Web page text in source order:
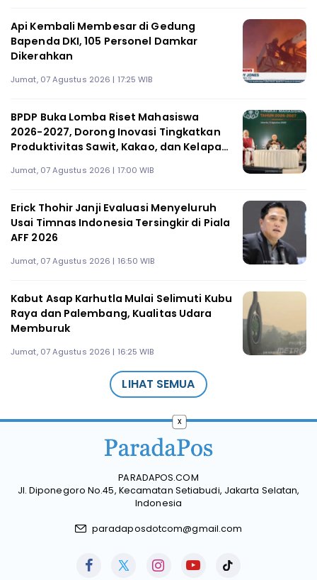
Api Kembali Membesar di Gedung
Bapenda DKI, 105 Personel Damkar
Dikerahkan
Jumat, 07 Agustus 2026 | 17:25 WIB
BPDP Buka Lomba Riset Mahasiswa
2026-2027, Dorong Inovasi Tingkatkan
Produktivitas Sawit, Kakao, dan Kelapa
Jumat, 07 Agustus 2026 | 17:00 WIB
Erick Thohir Janji Evaluasi Menyeluruh
Usai Timnas Indonesia Tersingkir di Piala
AFF 2026
Jumat, 07 Agustus 2026 | 16:50 WIB
Kabut Asap Karhutla Mulai Selimuti Kubu
Raya dan Palembang, Kualitas Udara
Memburuk
Jumat, 07 Agustus 2026 | 16:25 WIB
LIHAT SEMUA
PARADAPOS.COM
Jl. Diponegoro No.45, Kecamatan Setiabudi, Jakarta Selatan,
Indonesia
paradaposdotcom@gmail.com
x